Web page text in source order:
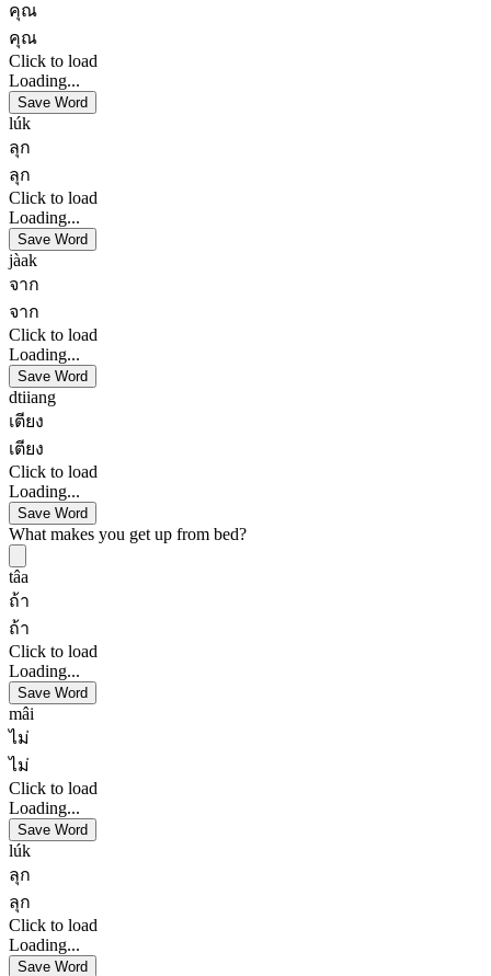
คุณ
คุณ
Click to load
Loading...
Save Word
lúk
ลุก
ลุก
Click to load
Loading...
Save Word
jàak
จาก
จาก
Click to load
Loading...
Save Word
dtiiang
เตียง
เตียง
Click to load
Loading...
Save Word
What makes you get up from bed?
tâa
ถ้า
ถ้า
Click to load
Loading...
Save Word
mâi
ไม่
ไม่
Click to load
Loading...
Save Word
lúk
ลุก
ลุก
Click to load
Loading...
Save Word